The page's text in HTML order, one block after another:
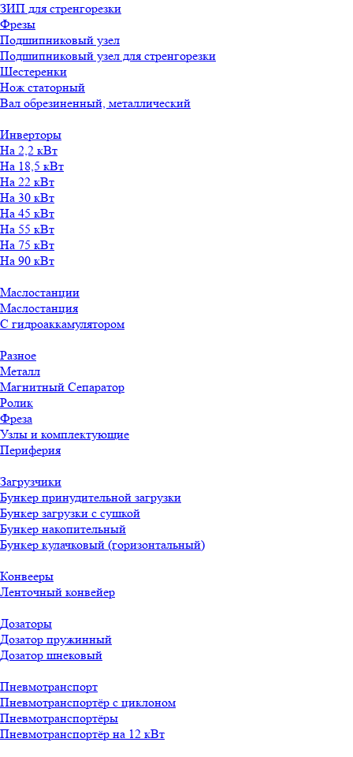
ЗИП для стренгорезки
Фрезы
Подшипниковый узел
Подшипниковый узел для стренгорезки
Шестеренки
Нож статорный
Вал обрезиненный, металлический
Инверторы
На 2,2 кВт
На 18,5 кВт
На 22 кВт
На 30 кВт
На 45 кВт
На 55 кВт
На 75 кВт
На 90 кВт
Маслостанции
Маслостанция
С гидроаккамулятором
Разное
Металл
Магнитный Сепаратор
Ролик
Фреза
Узлы и комплектующие
Периферия
Загрузчики
Бункер принудительной загрузки
Бункер загрузки с сушкой
Бункер накопительный
Бункер кулачковый (горизонтальный)
Конвееры
Ленточный конвейер
Дозаторы
Дозатор пружинный
Дозатор шнековый
Пневмотранспорт
Пневмотранспортёр с циклоном
Пневмотранспортёры
Пневмотранспортёр на 12 кВт